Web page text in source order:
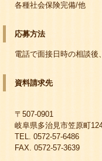
各種社会保険完備/他
応募方法
電話で面接日時の相談後
資料請求先
〒507-0901
岐阜県多治見市笠原町
TEL. 0572-57-6486
FAX. 0572-57-3639